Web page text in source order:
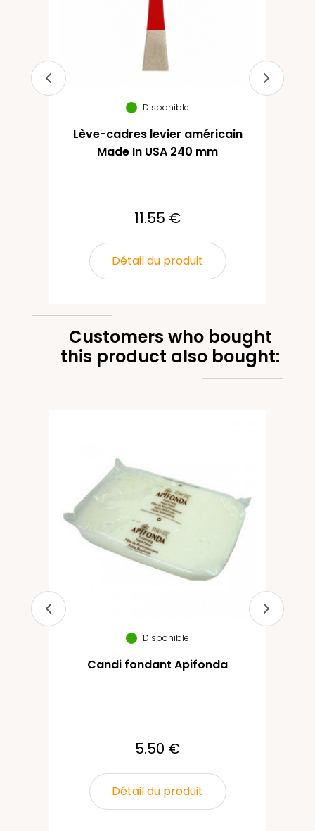
Disponible
Lève-cadres levier américain
Made In USA 240 mm
11.55 €
Détail du produit
Customers who bought
this product also bought:
Disponible
Candi fondant Apifonda
5.50 €
Détail du produit